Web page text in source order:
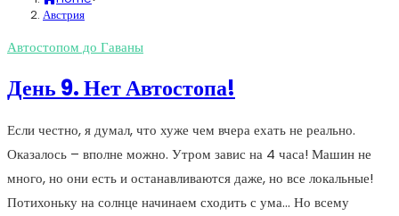
Австрия
Автостопом до Гаваны
День 9. Нет Автостопа!
Если честно, я думал, что хуже чем вчера ехать не реально.
Оказалось – вполне можно. Утром завис на 4 часа! Машин не
много, но они есть и останавливаются даже, но все локальные!
Потихоньку на солнце начинаем сходить с ума… Но всему